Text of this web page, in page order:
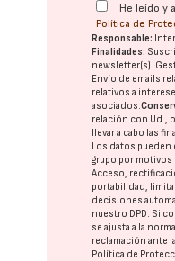
He leído y
Política de
Responsable:
Finalidades:
newsletter(s).
Envío de emails
relativos a
asociados.
relación con Ud.,
llevar a cabo las
Los datos pueden
grupo por motivos
Acceso,
portabilidad,
decisiones
nuestro DPD. Si
se ajusta a la
reclamación ante
Política de